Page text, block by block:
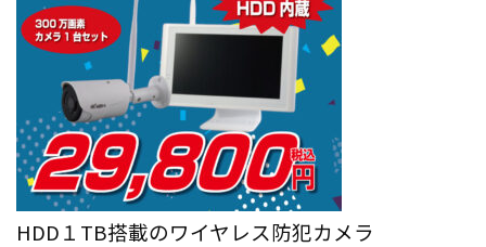
HDD１TB搭載のワイヤレス防犯カメラ